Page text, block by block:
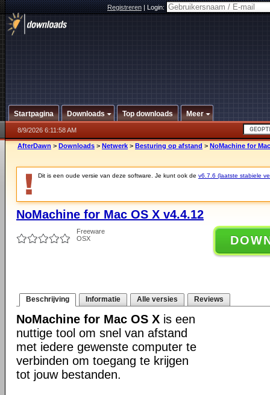
Registreren|Login:
Startpagina Downloads Top downloads Meer
8/9/2026 6:11:58 AM
AfterDawn > Downloads > Netwerk > Besturing op afstand > NoMachine for
Dit is een oude versie van deze software. Je kunt ook de v6.7.6 (laatste stabiele
NoMachine for Mac OS X v4.4.12
Freeware
OSX
Beschrijving Informatie Alle versies Reviews
NoMachine for Mac OS X is een
nuttige tool om snel van afstand
met iedere gewenste computer te
verbinden om toegang te krijgen
tot jouw bestanden.